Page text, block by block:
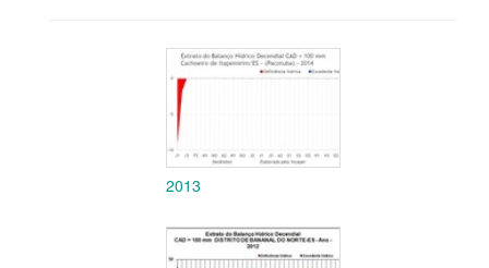
2013